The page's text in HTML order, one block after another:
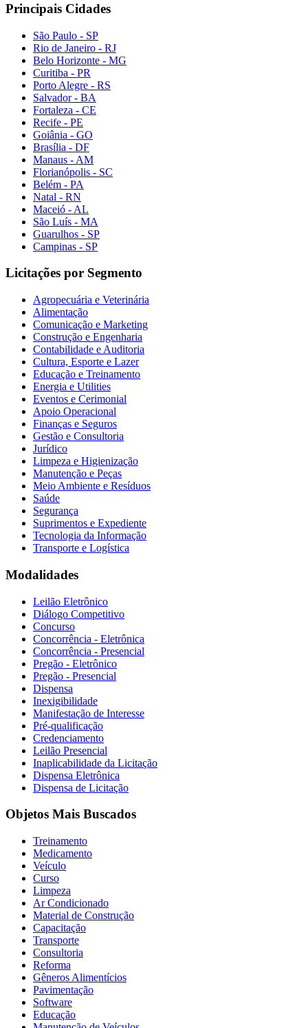
Principais Cidades
São Paulo - SP
Rio de Janeiro - RJ
Belo Horizonte - MG
Curitiba - PR
Porto Alegre - RS
Salvador - BA
Fortaleza - CE
Recife - PE
Goiânia - GO
Brasília - DF
Manaus - AM
Florianópolis - SC
Belém - PA
Natal - RN
Maceió - AL
São Luís - MA
Guarulhos - SP
Campinas - SP
Licitações por Segmento
Agropecuária e Veterinária
Alimentação
Comunicação e Marketing
Construção e Engenharia
Contabilidade e Auditoria
Cultura, Esporte e Lazer
Educação e Treinamento
Energia e Utilities
Eventos e Cerimonial
Apoio Operacional
Finanças e Seguros
Gestão e Consultoria
Jurídico
Limpeza e Higienização
Manutenção e Peças
Meio Ambiente e Resíduos
Saúde
Segurança
Suprimentos e Expediente
Tecnologia da Informação
Transporte e Logística
Modalidades
Leilão Eletrônico
Diálogo Competitivo
Concurso
Concorrência - Eletrônica
Concorrência - Presencial
Pregão - Eletrônico
Pregão - Presencial
Dispensa
Inexigibilidade
Manifestação de Interesse
Pré-qualificação
Credenciamento
Leilão Presencial
Inaplicabilidade da Licitação
Dispensa Eletrônica
Dispensa de Licitação
Objetos Mais Buscados
Treinamento
Medicamento
Veículo
Curso
Limpeza
Ar Condicionado
Material de Construção
Capacitação
Transporte
Consultoria
Reforma
Gêneros Alimentícios
Pavimentação
Software
Educação